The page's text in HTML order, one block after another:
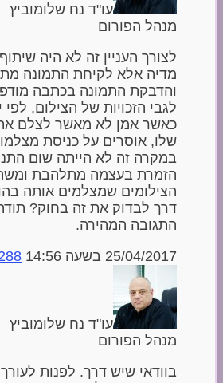
עו"ד נח שלומוביץ
מנהל הפורום
לצורך העניין זה לא היה
מדיה אלא לקיחת התמונה
והדבקת התמונה בכתבה
לגבי הזכויות של הצילום, לפי
כאשר אמן לא מאשר לצלם
שלו, אוסרים על כניסת
במקרה זה לא הייתה שום
הזמרת בעצמה מתלהבת
הצילומים שמצלמים אותה
דרך לבדוק את זה בחוק?
התגובה המהירה.
25/04/2017 בשעה 14:56
עו"ד נח שלומוביץ
מנהל הפורום
בוודאי שיש דרך. לפנות